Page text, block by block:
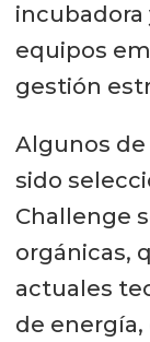
incubadora
equipos
gestión
Algunos de
sido
Challenge
orgánicas,
actuales
de energía,